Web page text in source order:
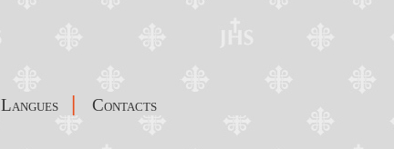
Langues Contacts